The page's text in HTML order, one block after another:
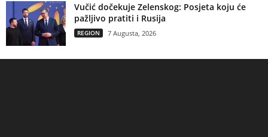
Vučić dočekuje Zelenskog: Posjeta koju će
pažljivo pratiti i Rusija
REGION 7 Augusta, 2026